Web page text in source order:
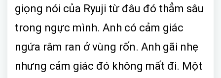
giọng nói của Ryuji từ đâu đó thẳm sâu
trong ngực mình. Anh có cảm giác
ngứa râm ran ở vùng rốn. Anh gãi nhẹ
nhưng cảm giác đó không mất đi. Một